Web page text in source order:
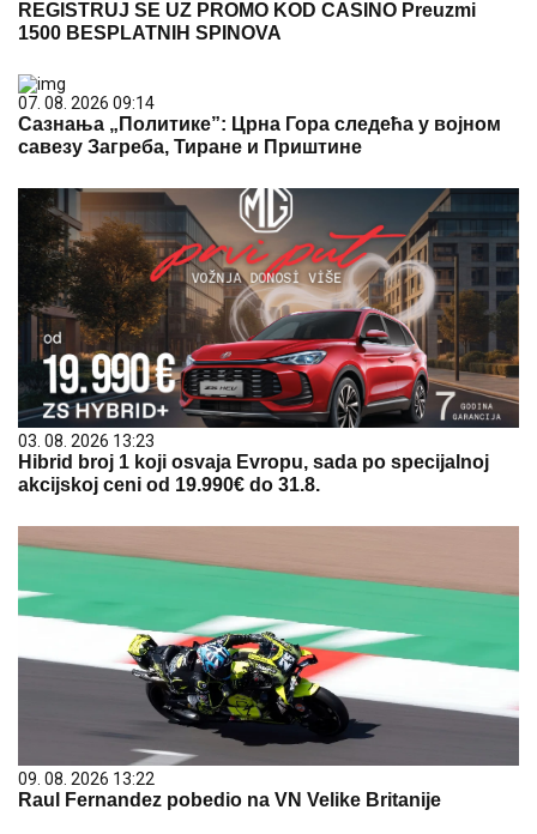
REGISTRUJ SE UZ PROMO KOD CASINO Preuzmi
1500 BESPLATNIH SPINOVA
07. 08. 2026 09:14
Сазнања „Политике”: Црна Гора следећа у војном
савезу Загреба, Тиране и Приштине
03. 08. 2026 13:23
Hibrid broj 1 koji osvaja Evropu, sada po specijalnoj
akcijskoj ceni od 19.990€ do 31.8.
09. 08. 2026 13:22
Raul Fernandez pobedio na VN Velike Britanije